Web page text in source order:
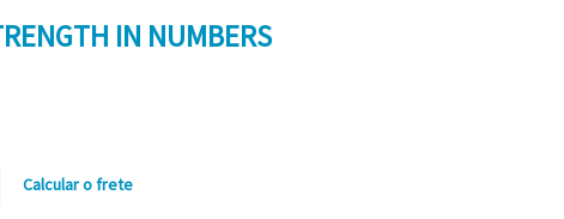
IN NUMBERS
Calcular o frete